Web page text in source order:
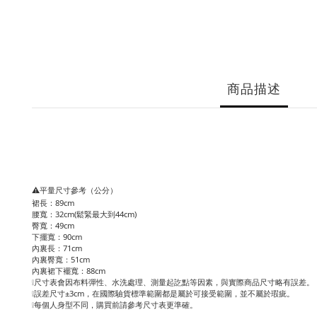
商品描述
⚠️平量尺寸參考（公分）
裙長：89cm
腰寬：32cm(鬆緊最大到44cm)
臀寬：49cm
下擺寬：90cm
內裏長：71cm
內裏臀寬：51cm
內裏裙下襬寬：88cm
❕尺寸表會因布料彈性、水洗處理、測量起訖點等因素，與實際商品尺寸略有誤差。
❕誤差尺寸±3cm，在國際驗貨標準範圍都是屬於可接受範圍，並不屬於瑕疵。
❕每個人身型不同，購買前請參考尺寸表更準確。